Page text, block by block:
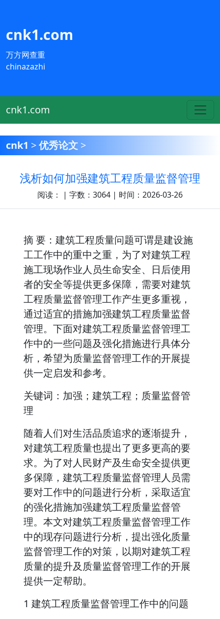
cnk1.com
万方网查重
chinazazhi
cnk1.com
cnk1 >优秀论文 >
浅析如何加强建筑工程质量监督管理
阅读： | 字数：3064 | 时间：2026-03-26
摘 要：建筑工程质量问题可谓是建设施
工工作中的重中之重，为了对建筑工程
施工现场作业人员生命安全、日后使用
者的安全等提供更多保障，需要对建筑
工程质量监督管理工作产生更多重视，
通过适宜的措施加强建筑工程质量监督
管理。下面对建筑工程质量监督管理工
作中的一些问题及强化措施进行具体分
析，希望为质量监督管理工作的开展提
供一定启发和参考。
关键词：加强；建筑工程；质量监督管
理
随着人们对生活品质追求的逐渐提升，
对建筑工程质量也提出了更多更高的要
求。为了对人民财产及生命安全提供更
多保障，建筑工程质量监督管理人员需
要对工作中的问题进行分析，采取适宜
的强化措施加强建筑工程质量监督管
理。本文对建筑工程质量监督管理工作
中的现存问题进行分析，提出强化质量
监督管理工作的对策，以期对建筑工程
质量的提升及质量监督管理工作的开展
提供一定帮助。
1 建筑工程质量监督管理工作中的问题